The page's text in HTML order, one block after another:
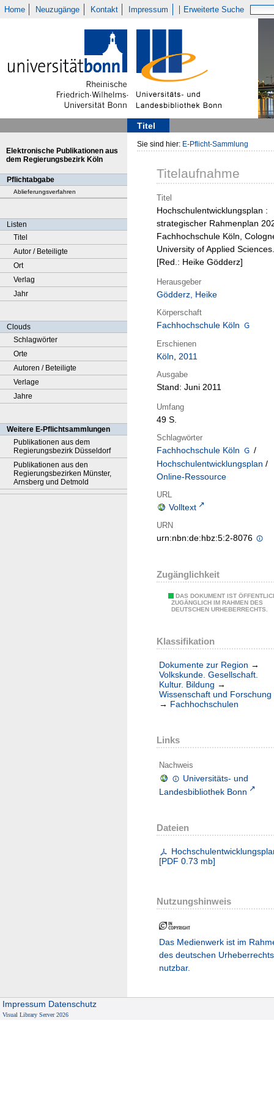
Home Neuzugänge Kontakt Impressum Erweiterte Suche
Titel
Elektronische Publikationen aus
dem Regierungsbezirk Köln
Pflichtabgabe
Ablieferungsverfahren
Listen
Titel
Autor / Beteiligte
Ort
Verlag
Jahr
Clouds
Schlagwörter
Orte
Autoren / Beteiligte
Verlage
Jahre
Weitere E-Pflichtsammlungen
Publikationen aus dem
Regierungsbezirk Düsseldorf
Publikationen aus den
Regierungsbezirken Münster,
Arnsberg und Detmold
Sie sind hier: E-Pflicht-Sammlung
Titelaufnahme
Titel
Hochschulentwicklungsplan :
strategischer Rahmenplan
Fachhochschule Köln,
University of Applied Sciences.
[Red.: Heike Gödderz]
Herausgeber
Gödderz, Heike
Körperschaft
Fachhochschule Köln
Erschienen
Köln, 2011
Ausgabe
Stand: Juni 2011
Umfang
49 S.
Schlagwörter
Fachhochschule Köln
/
Hochschulentwicklungsplan /
Online-Ressource
URL
Volltext
URN
urn:nbn:de:hbz:5:2-8076
Zugänglichkeit
DAS DOKUMENT IST
ZUGÄNGLICH IM RAHMEN DES
DEUTSCHEN URHEBERRECHTS.
Klassifikation
Dokumente zur Region →
Volkskunde. Gesellschaft.
Kultur. Bildung →
Wissenschaft und Forschung
→ Fachhochschulen
Links
Nachweis
Universitäts- und
Landesbibliothek Bonn
Dateien
[PDF 0.73 mb]
Nutzungshinweis
Das Medienwerk ist im
des deutschen Urheberrechts
nutzbar.
Impressum Datenschutz
Visual Library Server 2026